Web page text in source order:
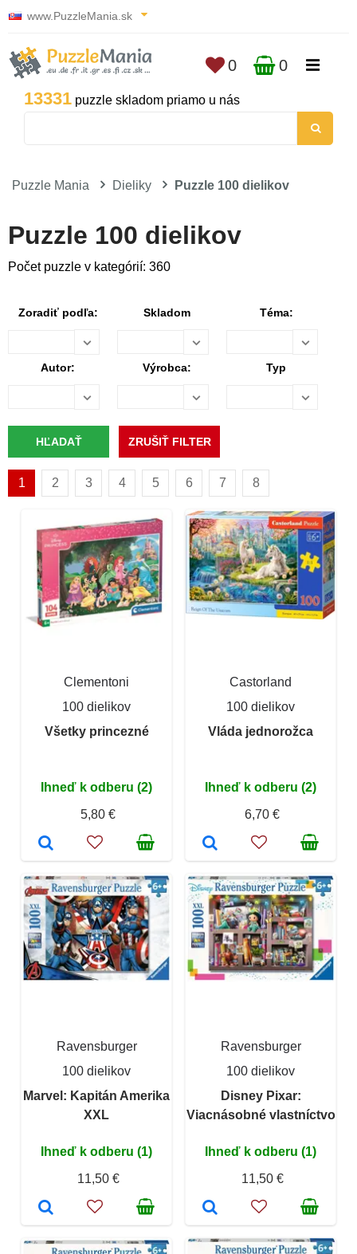
www.PuzzleMania.sk
13331 puzzle skladom priamo u nás
0 0
Puzzle Mania Dieliky Puzzle 100 dielikov
Puzzle 100 dielikov
Počet puzzle v kategórií: 360
Zoradiť podľa: Skladom Téma:
Autor: Výrobca: Typ
1 2 3 4 5 6 7 8
Clementoni
100 dielikov
Všetky princezné
Ihneď k odberu (2)
5,80 €
Castorland
100 dielikov
Vláda jednorožca
Ihneď k odberu (2)
6,70 €
Ravensburger
100 dielikov
Marvel: Kapitán Amerika
XXL
Ihneď k odberu (1)
11,50 €
Ravensburger
100 dielikov
Disney Pixar:
Viacnásobné vlastníctvo
Ihneď k odberu (1)
11,50 €